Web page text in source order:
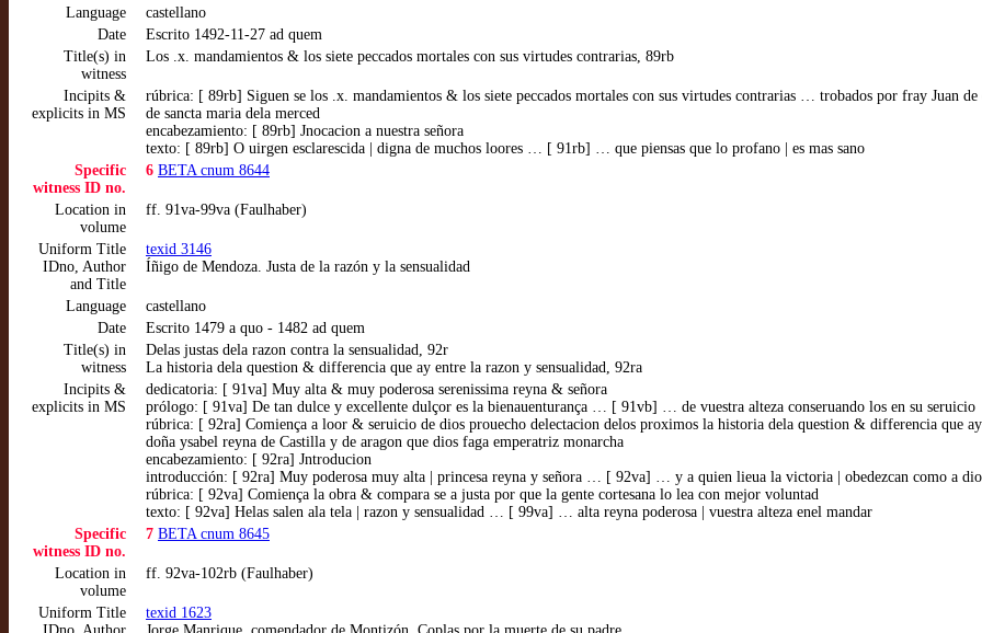
Language
castellano
Date
Escrito 1492-11-27 ad quem
Title(s) in
witness
Los .x. mandamientos & los siete peccados mortales con sus virtudes contrarias, 89rb
Incipits &
explicits in MS
rúbrica: [ 89rb] Siguen se los .x. mandamientos & los siete peccados mortales con sus virtudes contrarias … trobados por fray Juan
de sancta maria dela merced
encabezamiento: [ 89rb] Jnocacion a nuestra señora
texto: [ 89rb] O uirgen esclarescida | digna de muchos loores … [ 91rb] … que piensas que lo profano | es mas sano
Specific
witness ID no.
6 BETA cnum 8644
Location in
volume
ff. 91va-99va (Faulhaber)
Uniform Title
IDno, Author
and Title
texid 3146
Íñigo de Mendoza. Justa de la razón y la sensualidad
Language
castellano
Date
Escrito 1479 a quo - 1482 ad quem
Title(s) in
witness
Delas justas dela razon contra la sensualidad, 92r
La historia dela question & differencia que ay entre la razon y sensualidad, 92ra
Incipits &
explicits in MS
dedicatoria: [ 91va] Muy alta & muy poderosa serenissima reyna & señora
prólogo: [ 91va] De tan dulce y excellente dulçor es la bienauenturança … [ 91vb] … de vuestra alteza conseruando los en su seruicio
rúbrica: [ 92ra] Comiença a loor & seruicio de dios prouecho delectacion delos proximos la historia dela question & differencia que
doña ysabel reyna de Castilla y de aragon que dios faga emperatriz monarcha
encabezamiento: [ 92ra] Jntroducion
introducción: [ 92ra] Muy poderosa muy alta | princesa reyna y señora … [ 92va] … y a quien lieua la victoria | obedezcan como a
rúbrica: [ 92va] Comiença la obra & compara se a justa por que la gente cortesana lo lea con mejor voluntad
texto: [ 92va] Helas salen ala tela | razon y sensualidad … [ 99va] … alta reyna poderosa | vuestra alteza enel mandar
Specific
witness ID no.
7 BETA cnum 8645
Location in
volume
ff. 92va-102rb (Faulhaber)
Uniform Title
texid 1623